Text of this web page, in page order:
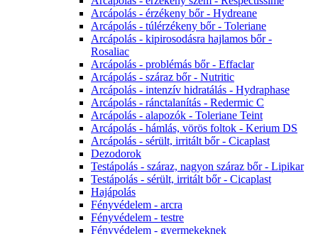
Arcápolás - érzékeny bőr - Hydreane
Arcápolás - túlérzékeny bőr - Toleriane
Arcápolás - kipirosodásra hajlamos bőr -
Rosaliac
Arcápolás - problémás bőr - Effaclar
Arcápolás - száraz bőr - Nutritic
Arcápolás - intenzív hidratálás - Hydraphase
Arcápolás - ránctalanítás - Redermic C
Arcápolás - alapozók - Toleriane Teint
Arcápolás - hámlás, vörös foltok - Kerium DS
Arcápolás - sérült, irritált bőr - Cicaplast
Dezodorok
Testápolás - száraz, nagyon száraz bőr - Lipikar
Testápolás - sérült, irritált bőr - Cicaplast
Hajápolás
Fényvédelem - arcra
Fényvédelem - testre
Fényvédelem - gyermekeknek